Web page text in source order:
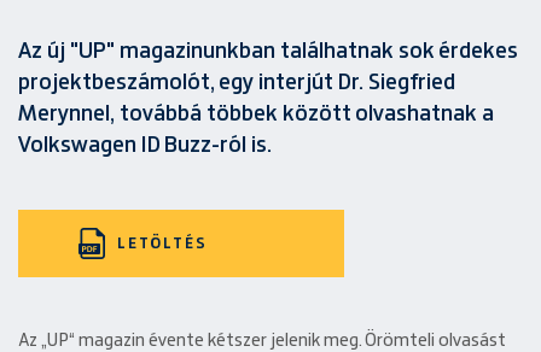
Az új "UP" magazinunkban találhatnak sok érdekes
projektbeszámolót, egy interjút Dr. Siegfried
Merynnel, továbbá többek között olvashatnak a
Volkswagen ID Buzz-ról is.
LETÖLTÉS
Az „UP“ magazin évente kétszer jelenik meg. Örömteli olvasást